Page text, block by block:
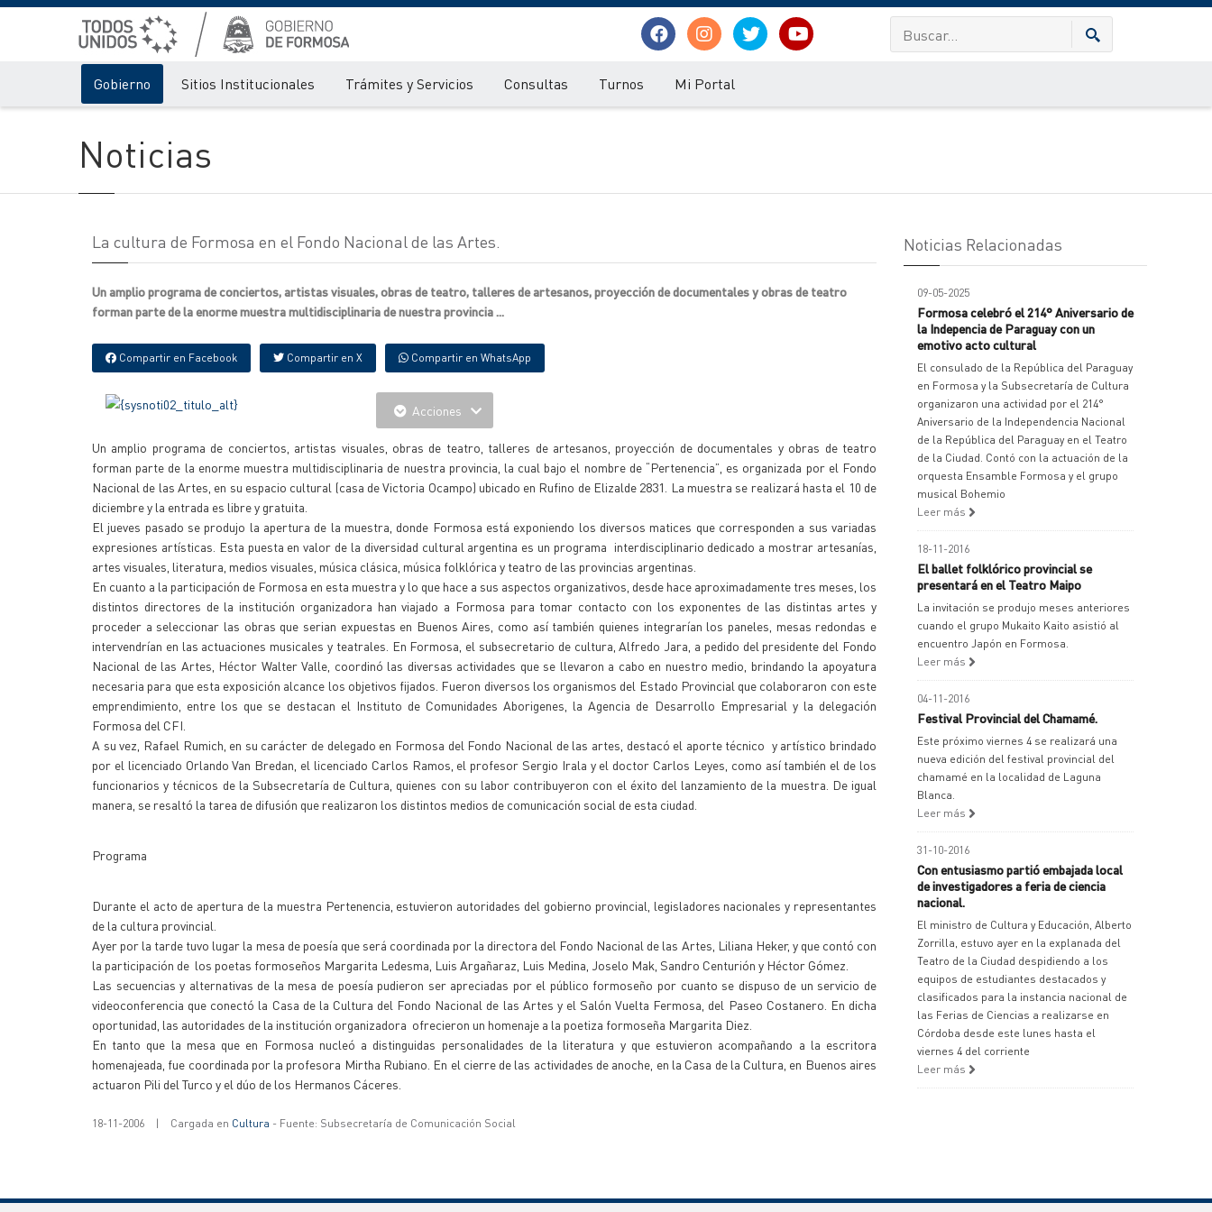
Gobierno Sitios Institucionales Trámites y Servicios Consultas Turnos Mi Portal
Noticias
La cultura de Formosa en el Fondo Nacional de las Artes.
Un amplio programa de conciertos, artistas visuales, obras de teatro, talleres de artesanos, proyección de documentales y obras de teatro
forman parte de la enorme muestra multidisciplinaria de nuestra provincia ...
Compartir en Facebook Compartir en X Compartir en WhatsApp
Acciones
Un amplio programa de conciertos, artistas visuales, obras de teatro, talleres de artesanos, proyección de documentales y obras de teatro
forman parte de la enorme muestra multidisciplinaria de nuestra provincia, la cual bajo el nombre de “Pertenencia”, es organizada por el Fondo
Nacional de las Artes, en su espacio cultural (casa de Victoria Ocampo) ubicado en Rufino de Elizalde 2831. La muestra se realizará hasta el 10 de
diciembre y la entrada es libre y gratuita.
El jueves pasado se produjo la apertura de la muestra, donde Formosa está exponiendo los diversos matices que corresponden a sus variadas
expresiones artísticas. Esta puesta en valor de la diversidad cultural argentina es un programa interdisciplinario dedicado a mostrar artesanías,
artes visuales, literatura, medios visuales, música clásica, música folklórica y teatro de las provincias argentinas.
En cuanto a la participación de Formosa en esta muestra y lo que hace a sus aspectos organizativos, desde hace aproximadamente tres meses, los
distintos directores de la institución organizadora han viajado a Formosa para tomar contacto con los exponentes de las distintas artes y
proceder a seleccionar las obras que serian expuestas en Buenos Aires, como así también quienes integrarían los paneles, mesas redondas e
intervendrían en las actuaciones musicales y teatrales. En Formosa, el subsecretario de cultura, Alfredo Jara, a pedido del presidente del Fondo
Nacional de las Artes, Héctor Walter Valle, coordinó las diversas actividades que se llevaron a cabo en nuestro medio, brindando la apoyatura
necesaria para que esta exposición alcance los objetivos fijados. Fueron diversos los organismos del Estado Provincial que colaboraron con este
emprendimiento, entre los que se destacan el Instituto de Comunidades Aborigenes, la Agencia de Desarrollo Empresarial y la delegación
Formosa del CFI.
A su vez, Rafael Rumich, en su carácter de delegado en Formosa del Fondo Nacional de las artes, destacó el aporte técnico y artístico brindado
por el licenciado Orlando Van Bredan, el licenciado Carlos Ramos, el profesor Sergio Irala y el doctor Carlos Leyes, como así también el de los
funcionarios y técnicos de la Subsecretaría de Cultura, quienes con su labor contribuyeron con el éxito del lanzamiento de la muestra. De igual
manera, se resaltó la tarea de difusión que realizaron los distintos medios de comunicación social de esta ciudad.
Programa
Durante el acto de apertura de la muestra Pertenencia, estuvieron autoridades del gobierno provincial, legisladores nacionales y representantes
de la cultura provincial.
Ayer por la tarde tuvo lugar la mesa de poesía que será coordinada por la directora del Fondo Nacional de las Artes, Liliana Heker, y que contó con
la participación de los poetas formoseños Margarita Ledesma, Luis Argañaraz, Luis Medina, Joselo Mak, Sandro Centurión y Héctor Gómez.
Las secuencias y alternativas de la mesa de poesía pudieron ser apreciadas por el público formoseño por cuanto se dispuso de un servicio de
videoconferencia que conectó la Casa de la Cultura del Fondo Nacional de las Artes y el Salón Vuelta Fermosa, del Paseo Costanero. En dicha
oportunidad, las autoridades de la institución organizadora ofrecieron un homenaje a la poetiza formoseña Margarita Diez.
En tanto que la mesa que en Formosa nucleó a distinguidas personalidades de la literatura y que estuvieron acompañando a la escritora
homenajeada, fue coordinada por la profesora Mirtha Rubiano. En el cierre de las actividades de anoche, en la Casa de la Cultura, en Buenos aires
actuaron Pili del Turco y el dúo de los Hermanos Cáceres.
18-11-2006 | Cargada en Cultura - Fuente: Subsecretaría de Comunicación Social
Noticias Relacionadas
09-05-2025
Formosa celebró el 214° Aniversario de
la Indepencia de Paraguay con un
emotivo acto cultural
El consulado de la República del Paraguay
en Formosa y la Subsecretaría de Cultura
organizaron una actividad por el 214°
Aniversario de la Independencia Nacional
de la República del Paraguay en el Teatro
de la Ciudad. Contó con la actuación de la
orquesta Ensamble Formosa y el grupo
musical Bohemio
Leer más
18-11-2016
El ballet folklórico provincial se
presentará en el Teatro Maipo
La invitación se produjo meses anteriores
cuando el grupo Mukaito Kaito asistió al
encuentro Japón en Formosa.
Leer más
04-11-2016
Festival Provincial del Chamamé.
Este próximo viernes 4 se realizará una
nueva edición del festival provincial del
chamamé en la localidad de Laguna
Blanca.
Leer más
31-10-2016
Con entusiasmo partió embajada local
de investigadores a feria de ciencia
nacional.
El ministro de Cultura y Educación, Alberto
Zorrilla, estuvo ayer en la explanada del
Teatro de la Ciudad despidiendo a los
equipos de estudiantes destacados y
clasificados para la instancia nacional de
las Ferias de Ciencias a realizarse en
Córdoba desde este lunes hasta el
viernes 4 del corriente
Leer más